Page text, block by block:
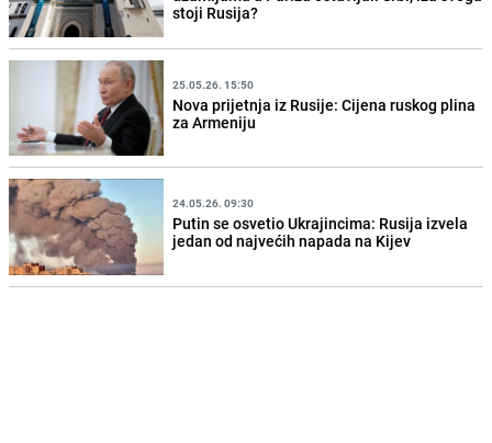
stoji Rusija?
25.05.26. 15:50
Nova prijetnja iz Rusije: Cijena ruskog plina
za Armeniju
24.05.26. 09:30
Putin se osvetio Ukrajincima: Rusija izvela
jedan od najvećih napada na Kijev